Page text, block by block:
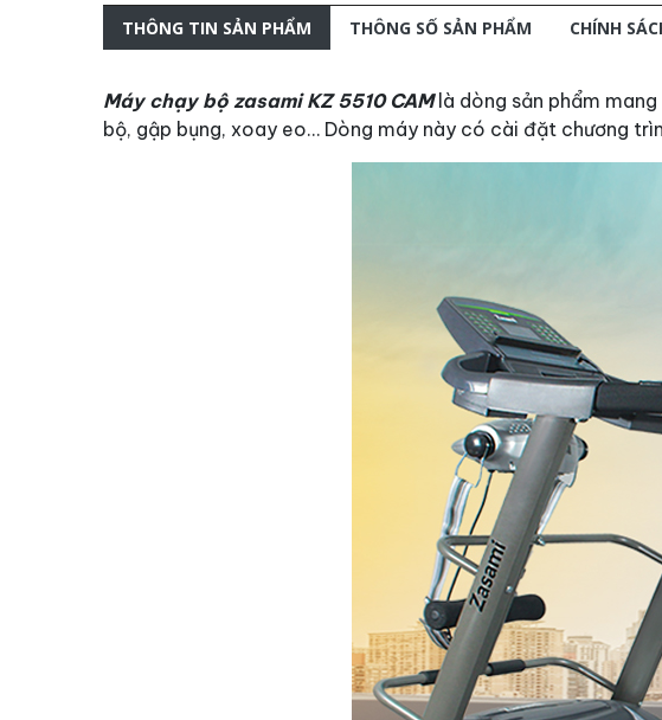
THÔNG TIN SẢN PHẨM THÔNG SỐ SẢN PHẨM CHÍNH
Máy chạy bộ zasami KZ 5510 CAM là dòng sản phẩm
bộ, gập bụng, xoay eo… Dòng máy này có cài đặt chương